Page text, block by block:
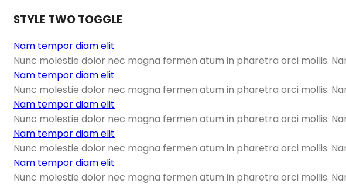
STYLE TWO TOGGLE
Nam tempor diam elit
Nunc molestie dolor nec magna fermen atum in pharetra orci mollis.
Nam tempor diam elit
Nunc molestie dolor nec magna fermen atum in pharetra orci mollis.
Nam tempor diam elit
Nunc molestie dolor nec magna fermen atum in pharetra orci mollis.
Nam tempor diam elit
Nunc molestie dolor nec magna fermen atum in pharetra orci mollis.
Nam tempor diam elit
Nunc molestie dolor nec magna fermen atum in pharetra orci mollis.